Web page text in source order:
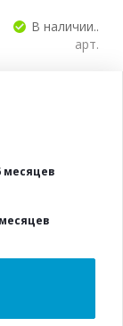
В наличии..
арт.
месяцев